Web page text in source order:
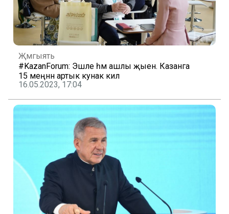
Җәмгыять
#KazanForum: Эшле һәм ашлы җыен. Казанга
15 меңнән артык кунак килә
16.05.2023, 17:04